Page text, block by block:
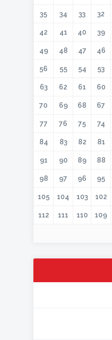
32
33
34
35
39
40
41
42
46
47
48
49
53
54
55
56
60
61
62
63
67
68
69
70
74
75
76
77
81
82
83
84
88
89
90
91
95
96
97
98
102
103
104
105
109
110
111
112